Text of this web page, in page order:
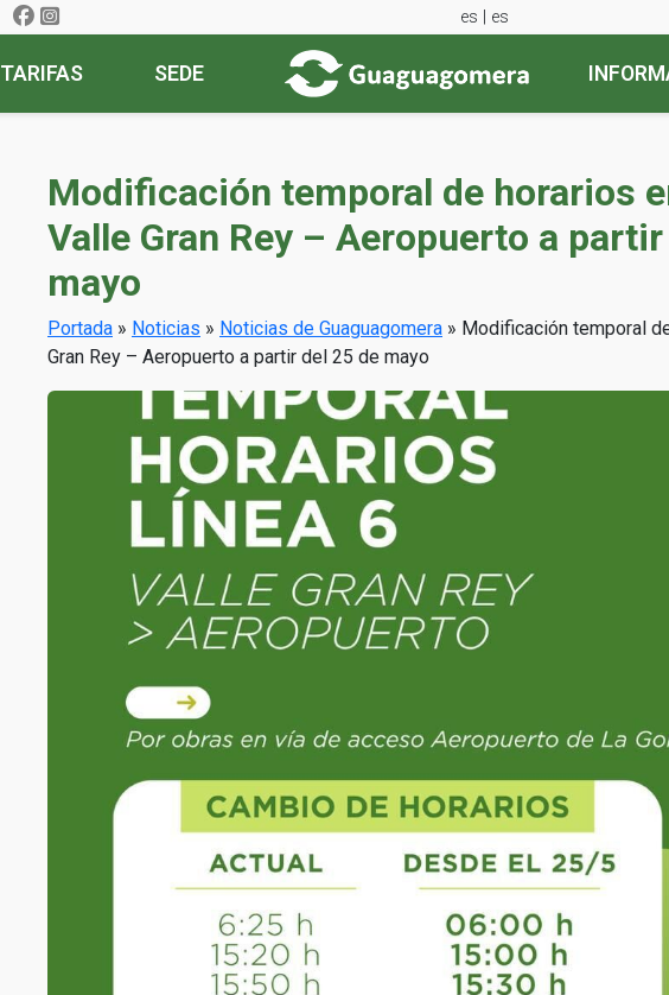
es | es
TARIFAS SEDE
Modificación temporal de horarios
Valle Gran Rey – Aeropuerto a
mayo
Portada » Noticias » Noticias de Guaguagomera » Modificación temporal
Gran Rey – Aeropuerto a partir del 25 de mayo